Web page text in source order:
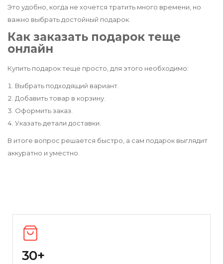
Это удобно, когда не хочется тратить много времени, но
важно выбрать достойный подарок.
Как заказать подарок теще
онлайн
Купить подарок теще просто, для этого необходимо:
Выбрать подходящий вариант.
Добавить товар в корзину.
Оформить заказ.
Указать детали доставки.
В итоге вопрос решается быстро, а сам подарок выглядит
аккуратно и уместно.
30+